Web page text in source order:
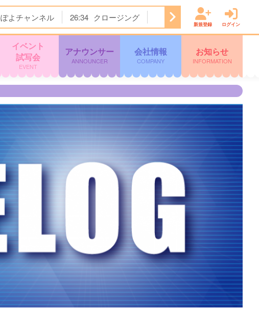
ぽよチャンネル 26:34 クロージング
新規登録 ログイン
イベント
試写会
EVENT
アナウンサー
ANNOUNCER
会社情報
COMPANY
お知らせ
INFORMATION